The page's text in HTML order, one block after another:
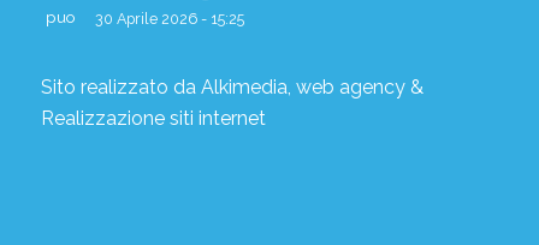
30 Aprile 2026 - 15:25
Sito realizzato da Alkimedia, web agency&
Realizzazione siti internet